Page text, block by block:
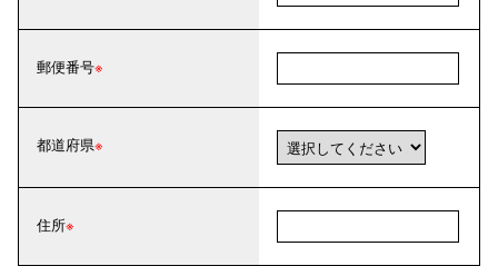
郵便番号
都道府県
住所